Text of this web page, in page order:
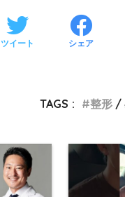
ツイート シェア
TAGS :
整形